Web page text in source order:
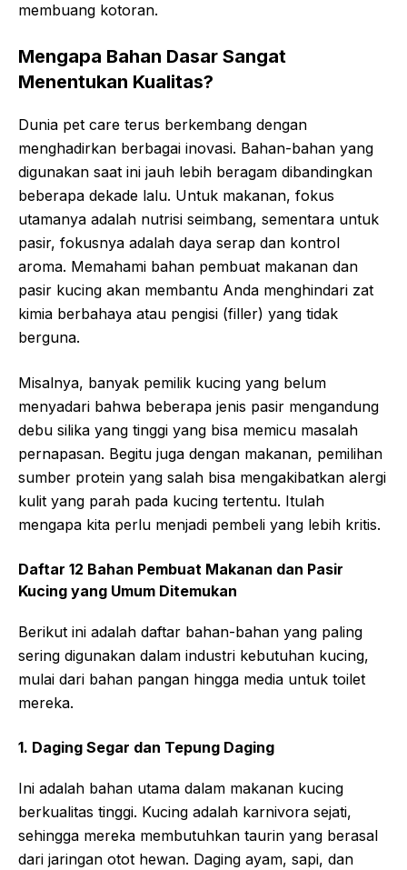
membuang kotoran.
Mengapa Bahan Dasar Sangat
Menentukan Kualitas?
Dunia pet care terus berkembang dengan
menghadirkan berbagai inovasi. Bahan-bahan yang
digunakan saat ini jauh lebih beragam dibandingkan
beberapa dekade lalu. Untuk makanan, fokus
utamanya adalah nutrisi seimbang, sementara untuk
pasir, fokusnya adalah daya serap dan kontrol
aroma. Memahami bahan pembuat makanan dan
pasir kucing akan membantu Anda menghindari zat
kimia berbahaya atau pengisi (filler) yang tidak
berguna.
Misalnya, banyak pemilik kucing yang belum
menyadari bahwa beberapa jenis pasir mengandung
debu silika yang tinggi yang bisa memicu masalah
pernapasan. Begitu juga dengan makanan, pemilihan
sumber protein yang salah bisa mengakibatkan alergi
kulit yang parah pada kucing tertentu. Itulah
mengapa kita perlu menjadi pembeli yang lebih kritis.
Daftar 12 Bahan Pembuat Makanan dan Pasir
Kucing yang Umum Ditemukan
Berikut ini adalah daftar bahan-bahan yang paling
sering digunakan dalam industri kebutuhan kucing,
mulai dari bahan pangan hingga media untuk toilet
mereka.
1. Daging Segar dan Tepung Daging
Ini adalah bahan utama dalam makanan kucing
berkualitas tinggi. Kucing adalah karnivora sejati,
sehingga mereka membutuhkan taurin yang berasal
dari jaringan otot hewan. Daging ayam, sapi, dan